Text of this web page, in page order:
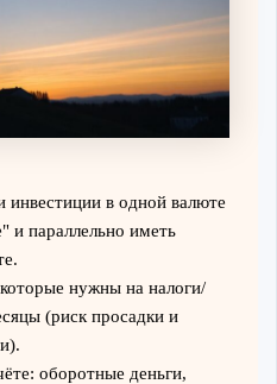
в одной валюте
и параллельно иметь
нужны на налоги/
(риск просадки и
оборотные деньги,